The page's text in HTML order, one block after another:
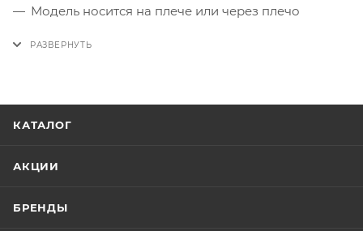
Модель носится на плече или через плечо
Станет вашим повседневным аксессуаром.
КАТАЛОГ
АКЦИИ
БРЕНДЫ